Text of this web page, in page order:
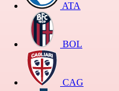
ATA
BOL
CAG